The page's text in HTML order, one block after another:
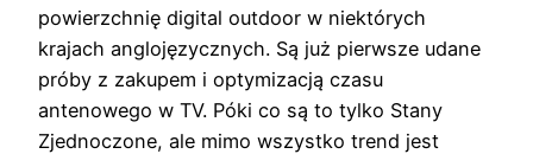
powierzchnię digital outdoor w niektórych
krajach anglojęzycznych. Są już pierwsze udane
próby z zakupem i optymizacją czasu
antenowego w TV. Póki co są to tylko Stany
Zjednoczone, ale mimo wszystko trend jest